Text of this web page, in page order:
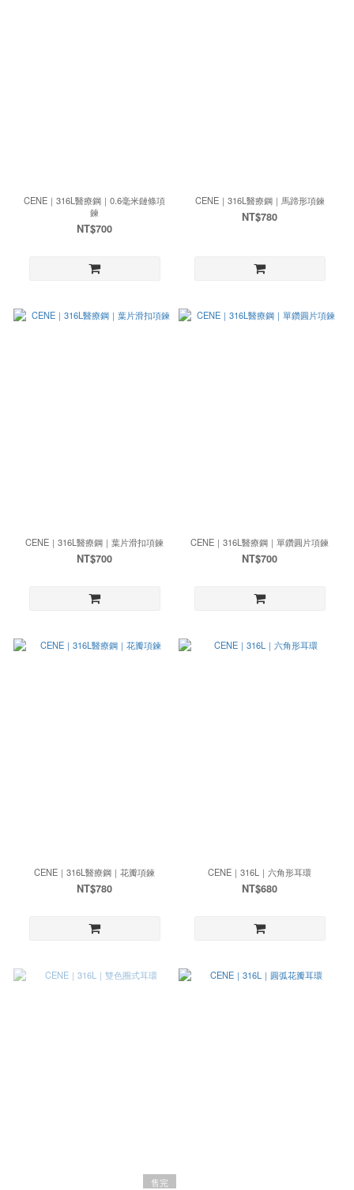
CENE｜316L醫療鋼｜0.6毫米鏈條項
鍊
NT$700
CENE｜316L醫療鋼｜馬蹄形項鍊
NT$780
CENE｜316L醫療鋼｜葉片滑扣項鍊
NT$700
CENE｜316L醫療鋼｜單鑽圓片項鍊
NT$700
CENE｜316L醫療鋼｜花瓣項鍊
NT$780
CENE｜316L｜六角形耳環
NT$680
售完